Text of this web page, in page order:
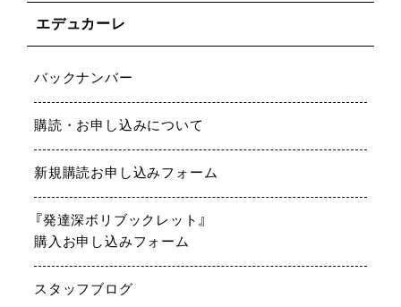
エデュカーレ
バックナンバー
購読・お申し込みについて
新規購読お申し込みフォーム
『発達深ボリブックレット』
購入お申し込みフォーム
スタッフブログ